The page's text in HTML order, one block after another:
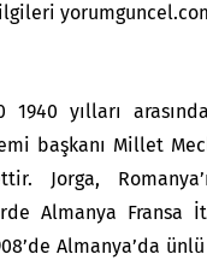
1940 yılları
başkanı Millet
Jorga,
Almanya Fransa
Almanya’da